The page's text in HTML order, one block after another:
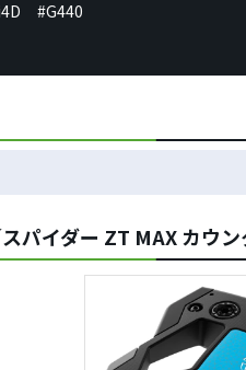
#G440
パイダー ZT MAX カウ